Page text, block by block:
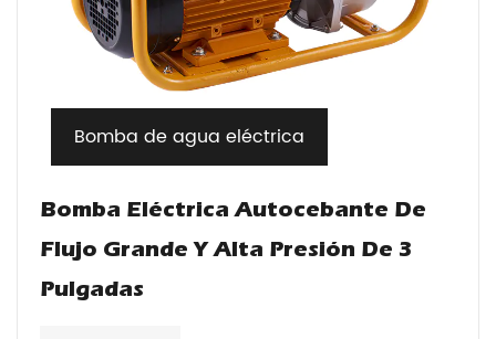
Bomba de agua eléctrica
Bomba Eléctrica Autocebante De
Flujo Grande Y Alta Presión De 3
Pulgadas